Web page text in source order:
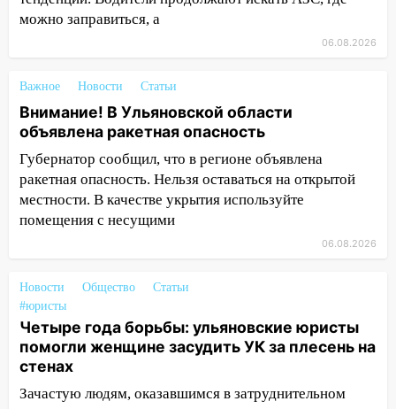
13:36 В Инзе произошел крупный пожар
мужчины, которого необоснованно
обвиняли в жестоком обращении с
животными
12:28 Миллион на «льготниках»: в
Ульяновской области перевозчик
провернул хитрую схему с чужими
проездными
Ульяновский алиментщик накопил
11:49
Снят режим «Ракетная
опасность» на территории Ульяновской
области
11:30
2027 года импорт, выпуск и обращение
можно заправиться, а
06.08.2026
Важное Новости Статьи
Внимание! В Ульяновской области
объявлена ракетная опасность
Губернатор сообщил, что в регионе объявлена
ракетная опасность. Нельзя оставаться на открытой
местности. В качестве укрытия используйте
помещения с несущими
06.08.2026
Новости Общество
Статьи
#юристы
Четыре года борьбы: ульяновские юристы
помогли женщине засудить УК за плесень на
стенах
Зачастую людям, оказавшимся в затруднительном